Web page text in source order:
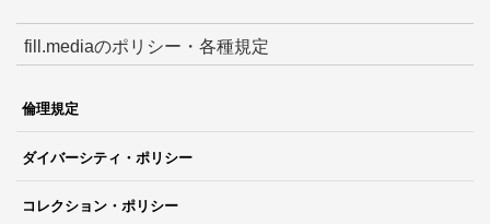
fill.mediaのポリシー・各種規定
倫理規定
ダイバーシティ・ポリシー
コレクション・ポリシー